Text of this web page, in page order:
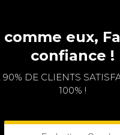
comme eux,
confiance !
DE CLIENTS
100% !